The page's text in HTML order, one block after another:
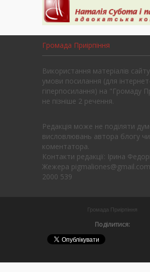
Громада Приірпіння
Використання матеріалів
умови посилання (для
гіперпосилання) на "Громаду
не пізніше 2 речення.
Редакція може не поділяти
висловлювань автора блогу чи
коментатора.
Контакти редакції: Ірина
Жежера
2000 539
Громада Приірпіння
Поділитися: